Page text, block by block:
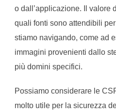
o dall’applicazione. Il valore
quali fonti sono attendibili
stiamo navigando, come ad
immagini provenienti dallo
più domini specifici.
Possiamo considerare le
molto utile per la sicurezza